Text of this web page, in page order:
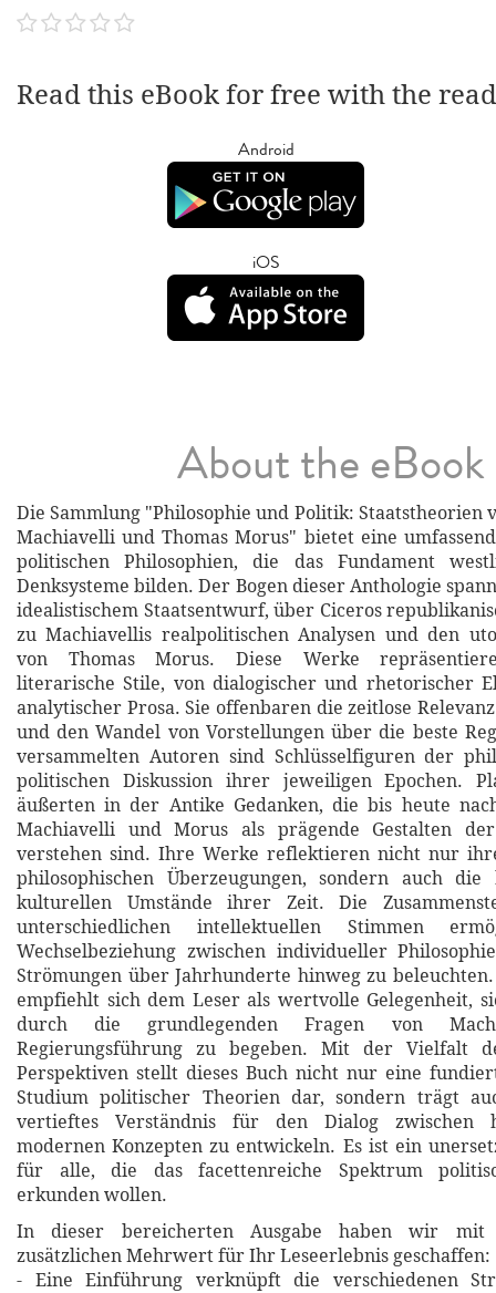
Read this eBook for free with the
Android
iOS
About the eBook
Die Sammlung "Philosophie und Politik: Staatstheorien
Machiavelli und Thomas Morus" bietet eine
politischen Philosophien, die das Fundament
Denksysteme bilden. Der Bogen dieser Anthologie
idealistischem Staatsentwurf, über Ciceros
zu Machiavellis realpolitischen Analysen und den
von Thomas Morus. Diese Werke
literarische Stile, von dialogischer und rhetorischer
analytischer Prosa. Sie offenbaren die zeitlose
und den Wandel von Vorstellungen über die beste
versammelten Autoren sind Schlüsselfiguren der
politischen Diskussion ihrer jeweiligen Epochen.
äußerten in der Antike Gedanken, die bis heute
Machiavelli und Morus als prägende Gestalten der
verstehen sind. Ihre Werke reflektieren nicht nur
philosophischen Überzeugungen, sondern auch die
kulturellen Umstände ihrer Zeit. Die
unterschiedlichen intellektuellen Stimmen
Wechselbeziehung zwischen individueller
Strömungen über Jahrhunderte hinweg zu
empfiehlt sich dem Leser als wertvolle Gelegenheit,
durch die grundlegenden Fragen von
Regierungsführung zu begeben. Mit der Vielfalt
Perspektiven stellt dieses Buch nicht nur eine
Studium politischer Theorien dar, sondern trägt
vertieftes Verständnis für den Dialog zwischen
modernen Konzepten zu entwickeln. Es ist ein
für alle, die das facettenreiche Spektrum
erkunden wollen.
In dieser bereicherten Ausgabe haben wir mit
zusätzlichen Mehrwert für Ihr Leseerlebnis geschaffen:
- Eine Einführung verknüpft die verschiedenen